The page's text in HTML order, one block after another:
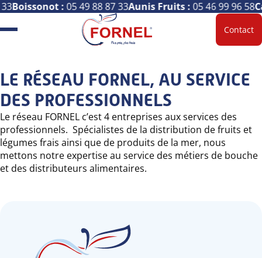
Boissonot : 05 49 88 87 33Aunis Fruits : 05 46 99 96 58
Contact
LE RÉSEAU FORNEL, AU SERVICE
DES PROFESSIONNELS
Le réseau FORNEL c’est 4 entreprises aux services des
professionnels. Spécialistes de la distribution de fruits et
légumes frais ainsi que de produits de la mer, nous
mettons notre expertise au service des métiers de bouche
et des distributeurs alimentaires.